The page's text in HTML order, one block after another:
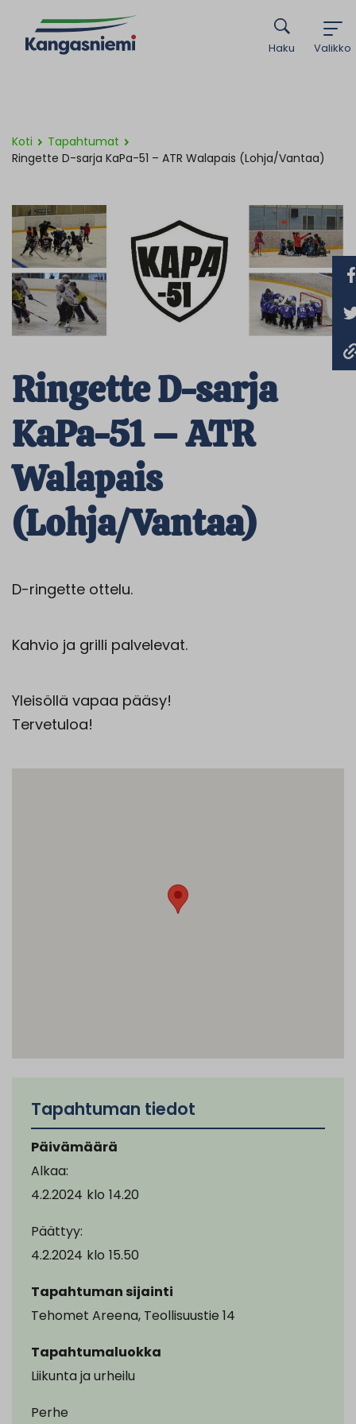
Valikko
Haku
Koti
Tapahtumat
Ringette D-sarja KaPa-51 – ATR Walapais (Lohja/Vantaa)
Ringette D-sarja
KaPa-51 – ATR
Walapais
(Lohja/Vantaa)
D-ringette ottelu.
Kahvio ja grilli palvelevat.
Yleisöllä vapaa pääsy!
Tervetuloa!
Tapahtuman tiedot
Päivämäärä
Alkaa:
4.2.2024 klo 14.20
Päättyy:
4.2.2024 klo 15.50
Tapahtuman sijainti
Tehomet Areena, Teollisuustie 14
Tapahtumaluokka
Liikunta ja urheilu
Perhe